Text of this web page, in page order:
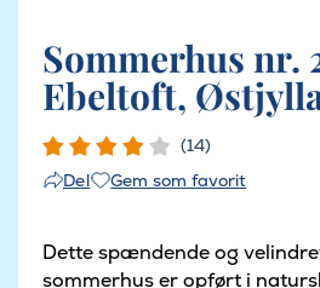
Sommerhus nr.
Ebeltoft,
(14)
Del
Gem som favorit
Dette spændende og
sommerhus er opført i